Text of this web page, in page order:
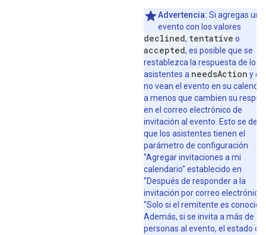
Advertencia: Si agregas un
evento con los valores
declined, tentative o
accepted, es posible que se
restablezca la respuesta de los
asistentes a needsAction y
no vean el evento en su
a menos que cambien su
en el correo electrónico de
invitación al evento. Esto se
que los asistentes tienen el
parámetro de configuración
"Agregar invitaciones a mi
calendario" establecido en
"Después de responder a la
invitación por correo
"Solo si el remitente es
Además, si se invita a más de
personas al evento, el estado de